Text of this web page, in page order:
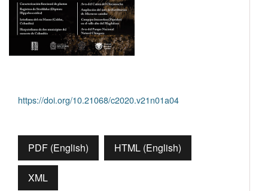
https://doi.org/10.21068/c2020.v21n01a04
PDF (English) HTML (English)
XML